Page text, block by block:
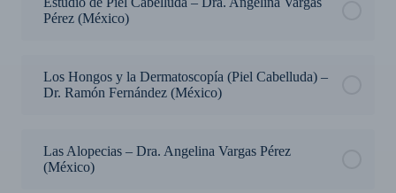
Pérez (México)
Los Hongos y la Dermatoscopía (Piel Cabelluda) –
Dr. Ramón Fernández (México)
Las Alopecias – Dra. Angelina Vargas Pérez
(México)